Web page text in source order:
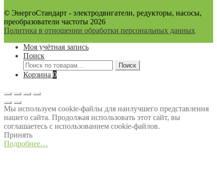
© ЭнергоСтандарт - электродвигатели, редукторы, насосы,
преобразователи частоты 2026
Политика в отношении обработки персональных данных
Моя учётная запись
Поиск
Искать:
Поиск
Корзина 0
Мы используем cookie-файлы для наилучшего представления
нашего сайта. Продолжая использовать этот сайт, вы
соглашаетесь с использованием cookie-файлов.
Принять
Подробнее…